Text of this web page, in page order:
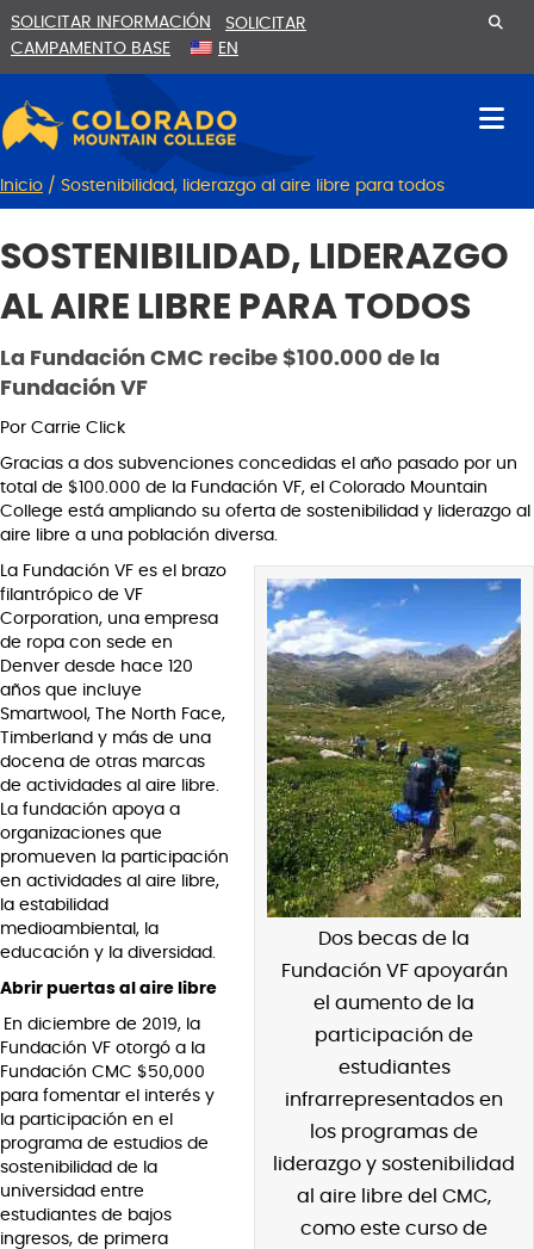
al
contenido
la
SOLICITAR INFORMACIÓN
SOLICITAR
CAMPAMENTO BASE
EN
Inicio / Sostenibilidad, liderazgo al aire libre para todos
SOSTENIBILIDAD, LIDERAZGO
AL AIRE LIBRE PARA TODOS
La Fundación CMC recibe $100.000 de la
Fundación VF
Por Carrie Click
Gracias a dos subvenciones concedidas el año pasado por un
total de $100.000 de la Fundación VF, el Colorado Mountain
College está ampliando su oferta de sostenibilidad y liderazgo al
aire libre a una población diversa.
Dos becas de la
Fundación VF apoyarán
el aumento de la
participación de
estudiantes
infrarrepresentados en
los programas de
liderazgo y sostenibilidad
al aire libre del CMC,
como este curso de
La Fundación VF es el brazo
filantrópico de VF
Corporation, una empresa
de ropa con sede en
Denver desde hace 120
años que incluye
Smartwool, The North Face,
Timberland y más de una
docena de otras marcas
de actividades al aire libre.
La fundación apoya a
organizaciones que
promueven la participación
en actividades al aire libre,
la estabilidad
medioambiental, la
educación y la diversidad.
Abrir puertas al aire libre
En diciembre de 2019, la
Fundación VF otorgó a la
Fundación CMC $50,000
para fomentar el interés y
la participación en el
programa de estudios de
sostenibilidad de la
universidad entre
estudiantes de bajos
ingresos, de primera